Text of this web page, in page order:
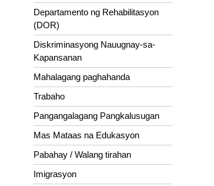
Departamento ng Rehabilitasyon
(DOR)
Diskriminasyong Nauugnay-sa-
Kapansanan
Mahalagang paghahanda
Trabaho
Pangangalagang Pangkalusugan
Mas Mataas na Edukasyon
Pabahay / Walang tirahan
Imigrasyon